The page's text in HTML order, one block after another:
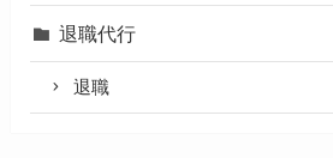
退職代行
退職